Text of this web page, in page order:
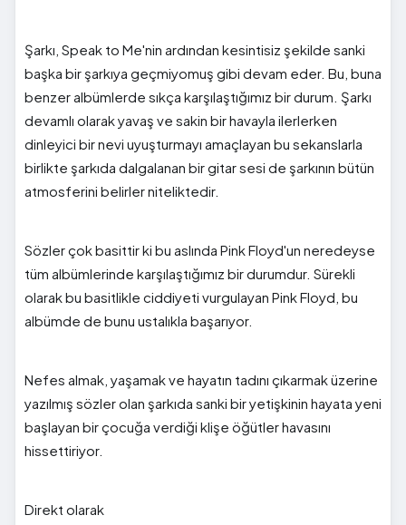
Şarkı, Speak to Me'nin ardından kesintisiz şekilde sanki
başka bir şarkıya geçmiyomuş gibi devam eder. Bu, buna
benzer albümlerde sıkça karşılaştığımız bir durum. Şarkı
devamlı olarak yavaş ve sakin bir havayla ilerlerken
dinleyici bir nevi uyuşturmayı amaçlayan bu sekanslarla
birlikte şarkıda dalgalanan bir gitar sesi de şarkının bütün
atmosferini belirler niteliktedir.
Sözler çok basittir ki bu aslında Pink Floyd'un neredeyse
tüm albümlerinde karşılaştığımız bir durumdur. Sürekli
olarak bu basitlikle ciddiyeti vurgulayan Pink Floyd, bu
albümde de bunu ustalıkla başarıyor.
Nefes almak, yaşamak ve hayatın tadını çıkarmak üzerine
yazılmış sözler olan şarkıda sanki bir yetişkinin hayata yeni
başlayan bir çocuğa verdiği klişe öğütler havasını
hissettiriyor.
Direkt olarak